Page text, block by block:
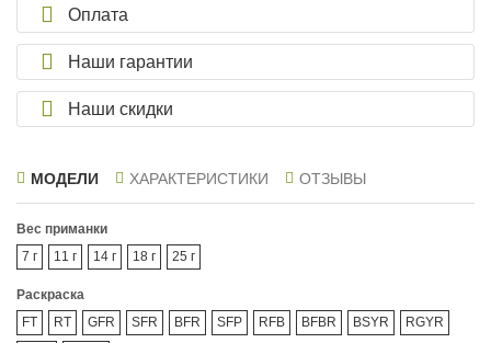
Оплата
Наши гарантии
Наши скидки
МОДЕЛИ ХАРАКТЕРИСТИКИ ОТЗЫВЫ
Вес приманки
7 г
11 г 14 г 18 г 25 г
Раскраска
FT
RT GFR SFR BFR SFP RFB BFBR BSYR
RGYR